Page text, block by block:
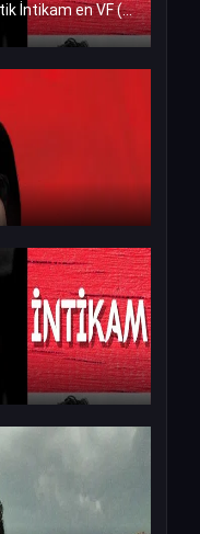
Les Amants Destines – Ask Mantik İntikam en VF (Voix Francaise)